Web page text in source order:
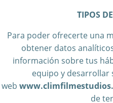
TIPOS
Para poder ofrecerte una
obtener datos
información sobre tus
equipo y desarrollar
web
de